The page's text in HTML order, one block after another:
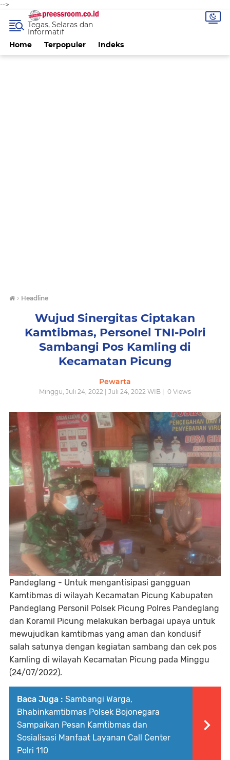
-->
Home Terpopuler Indeks
Tegas, Selaras dan
Informatif
› Headline
Wujud Sinergitas Ciptakan
Kamtibmas, Personel TNI-Polri
Sambangi Pos Kamling di
Kecamatan Picung
Pewarta
Minggu, Juli 24, 2022 | Juli 24, 2022 WIB | 0 Views
Pandeglang - Untuk mengantisipasi gangguan
Kamtibmas di wilayah Kecamatan Picung Kabupaten
Pandeglang Personil Polsek Picung Polres Pandeglang
dan Koramil Picung melakukan berbagai upaya untuk
mewujudkan kamtibmas yang aman dan kondusif
salah satunya dengan kegiatan sambang dan cek pos
Kamling di wilayah Kecamatan Picung pada Minggu
(24/07/2022).
Baca Juga : Sambangi Warga,
Bhabinkamtibmas Polsek Bojonegara
Sampaikan Pesan Kamtibmas dan
Sosialisasi Manfaat Layanan Call Center
Polri 110